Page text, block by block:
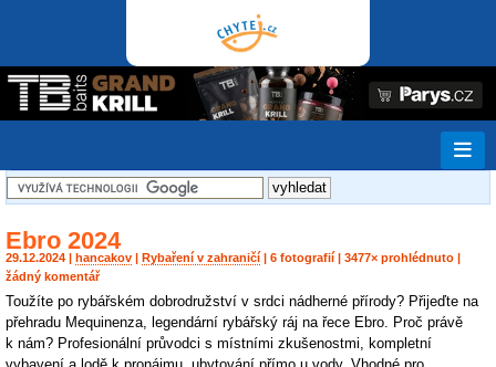
Ebro 2024
29.12.2024 | hancakov Rybaření v zahraničí | 6 fotografií | 3477× prohlédnuto |
žádný komentář
Toužíte po rybářském dobrodružství v srdci nádherné přírody? Přijeďte na
přehradu Mequinenza, legendární rybářský ráj na řece Ebro. Proč právě
k nám? Profesionální průvodci s místními zkušenostmi, kompletní